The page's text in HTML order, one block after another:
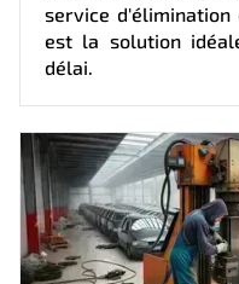
service d'élimination
est la solution
délai.